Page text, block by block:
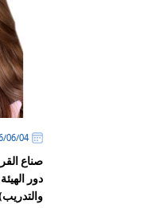
04‏/06‏/2026
صناع
دور